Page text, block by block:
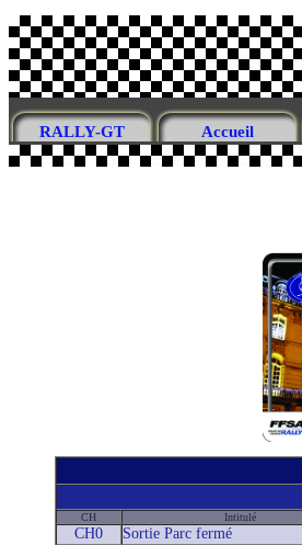
RALLY-GT Accueil
CH Intitulé
CH0 Sortie Parc fermé